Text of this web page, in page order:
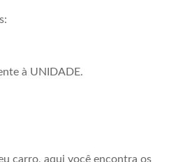
à UNIDADE.
carro, aqui você encontra os